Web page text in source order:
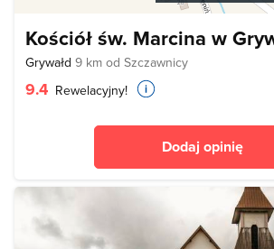
Kościół św. Marcina w
Grywałd 9 km od Szczawnicy
9.4 Rewelacyjny!
Dodaj opinię